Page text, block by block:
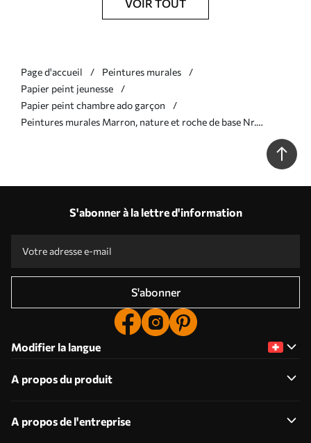
VOIR TOUT
Page d'accueil
Peintures murales
Papier peint jeunesse
Papier peint chambre ado garçon
Peintures murales Marron, nature et roche de base Nr.
S'abonner à la lettre d'information
S'abonner
Modifier la langue
A propos du produit
A propos de l'entreprise